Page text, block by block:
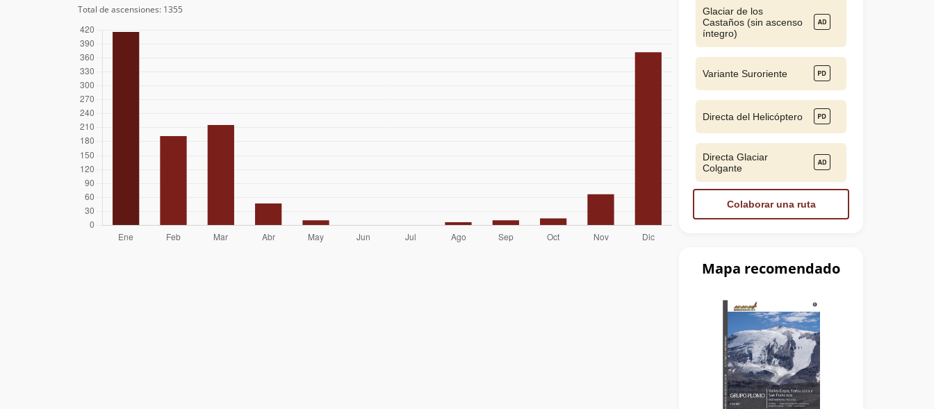
Glaciar de los
Castaños (sin ascenso
íntegro)
Variante Suroriente
Directa del Helicóptero
Directa Glaciar
Colgante
Colaborar una ruta
Mapa recomendado
03/01/26
Nicolás Berríos
02/03/25
René Pérez
Total de ascensiones: 1355